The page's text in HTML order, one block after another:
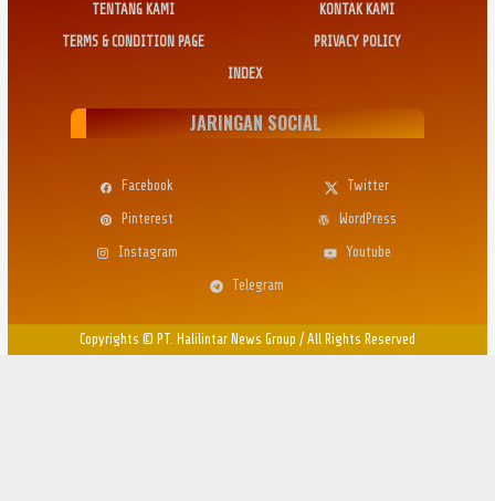
TENTANG KAMI
KONTAK KAMI
TERMS & CONDITION PAGE
PRIVACY POLICY
INDEX
JARINGAN SOCIAL
Facebook
Twitter
Pinterest
WordPress
Instagram
Youtube
Telegram
Copyrights © PT. Halilintar News Group / All Rights Reserved